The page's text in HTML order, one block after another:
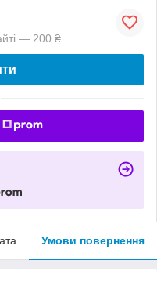
— 200 ₴
Умови повернення